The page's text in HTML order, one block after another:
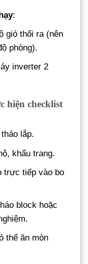
:
gió thổi ra (nên
phòng).
inverter 2
hiện checklist
lắp.
khẩu trang.
trực tiếp vào bo
block hoặc
thể ăn mòn